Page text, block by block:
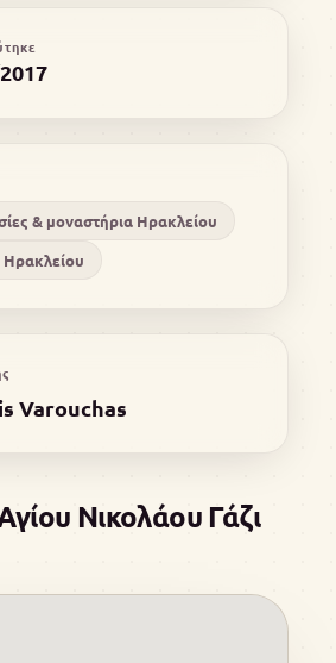
& μοναστήρια Ηρακλείου
Varouchas
Νικολάου Γάζι